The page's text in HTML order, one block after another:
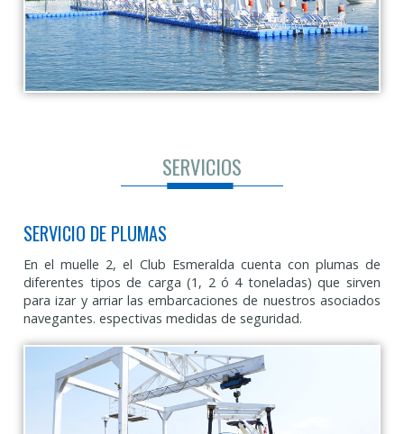
SERVICIOS
SERVICIO DE PLUMAS
En el muelle 2, el Club Esmeralda cuenta con plumas de
diferentes tipos de carga (1, 2 ó 4 toneladas) que sirven
para izar y arriar las embarcaciones de nuestros asociados
navegantes. espectivas medidas de seguridad.